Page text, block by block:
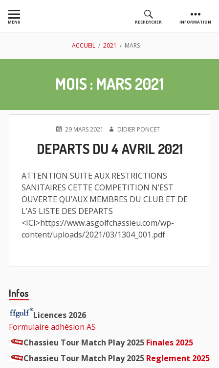
auMENU RECHERCHER INFORMATION
AS GOLF
CHASSIEU
ACCUEIL 2021 MARS
MOIS : MARS 2021
PUBLIÉ29 MARS 2021 AUTEUR
DIDIER PONCET
DEPARTS DU 4 AVRIL 2021
ATTENTION SUITE AUX RESTRICTIONS
SANITAIRES CETTE COMPETITION N’EST
OUVERTE QU’AUX MEMBRES DU CLUB ET DE
L’AS LISTE DES DEPARTS
<ICI>https://www.asgolfchassieu.com/wp-
content/uploads/2021/03/1304_001.pdf
Barre
principale
Infos
Licences 2026
Formulaire adhésion AS
Chassieu Tour Match Play 2025 Finales 2025
Chassieu Tour Match Play 2025 Reglement 2025